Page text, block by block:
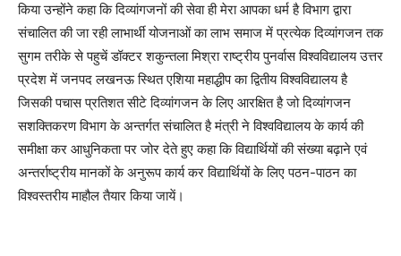
किया उन्होंने कहा कि दिव्यांगजनों की सेवा ही मेरा आपका धर्म है विभाग द्वारा
संचालित की जा रही लाभार्थी योजनाओं का लाभ समाज में प्रत्येक दिव्यांगजन तक
सुगम तरीके से पहुचें डॉक्टर शकुन्तला मिश्रा राष्ट्रीय पुनर्वास विश्वविद्यालय उत्तर
प्रदेश में जनपद लखनऊ स्थित एशिया महाद्धीप का द्वितीय विश्वविद्यालय है
जिसकी पचास प्रतिशत सीटे दिव्यांगजन के लिए आरक्षित है जो दिव्यांगजन
सशक्तिकरण विभाग के अन्तर्गत संचालित है मंत्री ने विश्वविद्यालय के कार्य की
समीक्षा कर आधुनिकता पर जोर देते हुए कहा कि विद्यार्थियों की संख्या बढ़ाने एवं
अन्तर्राष्ट्रीय मानकों के अनुरूप कार्य कर विद्यार्थियों के लिए पठन-पाठन का
विश्वस्तरीय माहौल तैयार किया जायें।